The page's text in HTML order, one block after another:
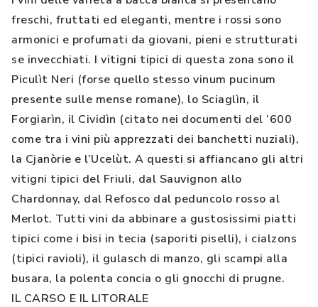
freschi, fruttati ed eleganti, mentre i rossi sono
armonici e profumati da giovani, pieni e strutturati
se invecchiati. I vitigni tipici di questa zona sono il
Piculìt Neri (forse quello stesso vinum pucinum
presente sulle mense romane), lo Sciaglìn, il
Forgiarìn, il Cividìn (citato nei documenti del ‘600
come tra i vini più apprezzati dei banchetti nuziali),
la Cjanòrie e l’Ucelùt. A questi si affiancano gli altri
vitigni tipici del Friuli, dal Sauvignon allo
Chardonnay, dal Refosco dal peduncolo rosso al
Merlot. Tutti vini da abbinare a gustosissimi piatti
tipici come i bisi in tecia (saporiti piselli), i cialzons
(tipici ravioli), il gulasch di manzo, gli scampi alla
busara, la polenta concia o gli gnocchi di prugne.
IL CARSO E IL LITORALE